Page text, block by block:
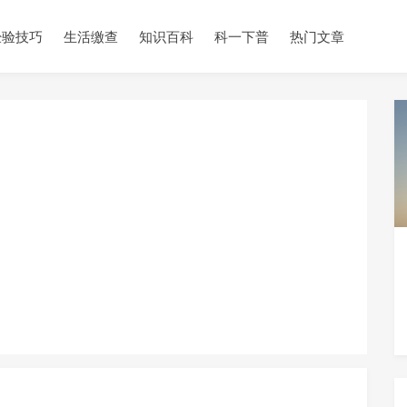
技巧 生活缴查 知识百科 科一下普 热门文章